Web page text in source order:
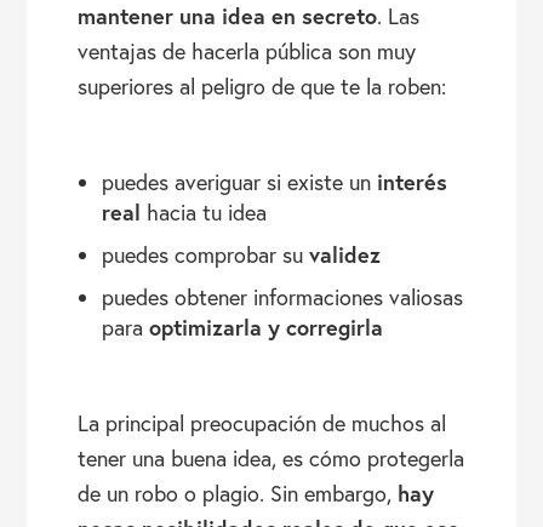
mantener una idea en secreto. Las
ventajas de hacerla pública son muy
superiores al peligro de que te la roben:
puedes averiguar si existe un interés
real hacia tu idea
puedes comprobar su validez
puedes obtener informaciones valiosas
para optimizarla y corregirla
La principal preocupación de muchos al
tener una buena idea, es cómo protegerla
de un robo o plagio. Sin embargo, hay